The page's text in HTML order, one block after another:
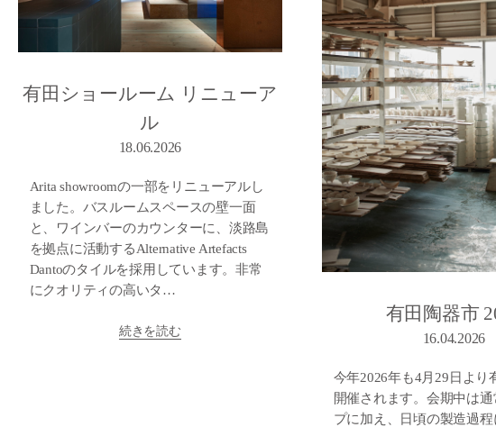
有田ショールーム リニューア
ル
18.06.2026
Arita showroomの一部をリニューアルし
ました。バスルームスペースの壁一面
と、ワインバーのカウンターに、淡路島
を拠点に活動するAlternative Artefacts
Dantoのタイルを採用しています。非常
にクオリティの高いタ…
続きを読む
有田陶器市
16.04.2026
今年2026年も4月29日より
開催されます。会期中は
プに加え、日頃の製造過